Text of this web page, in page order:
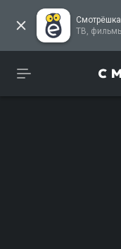
Смотрёшка